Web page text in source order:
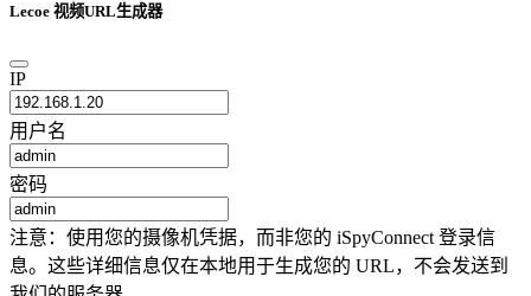
Lecoe 视频URL生成器
IP
用户名
密码
注意：使用您的摄像机凭据，而非您的 iSpyConnect 登录信
息。这些详细信息仅在本地用于生成您的 URL，不会发送到